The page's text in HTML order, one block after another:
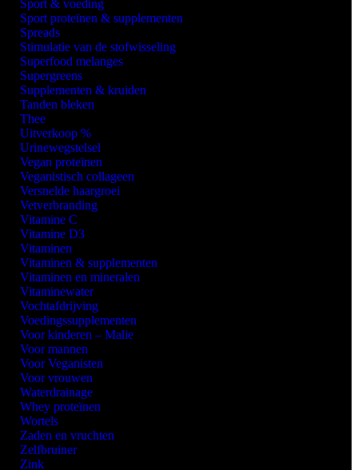
Sport & voeding
Sport proteïnen & supplementen
Spreads
Stimulatie van de stofwisseling
Superfood melanges
Supergreens
Supplementen & kruiden
Tanden bleken
Thee
Uitverkoop %
Urinewegstelsel
Vegan proteïnen
Veganistisch collageen
Versnelde haargroei
Vetverbranding
Vitamine C
Vitamine D3
Vitaminen
Vitaminen & supplementen
Vitaminen en mineralen
Vitaminewater
Vochtafdrijving
Voedingssupplementen
Voor kinderen – Malie
Voor mannen
Voor Veganisten
Voor vrouwen
Waterdrainage
Whey proteïnen
Wortels
Zaden en vruchten
Zelfbruiner
Zink